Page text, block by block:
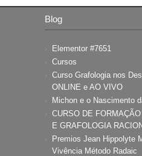
Blog
Elementor #7651
Cursos
Curso Grafologia nos
ONLINE e AO VIVO
Michon e o Nascimento
CURSO DE
E GRAFOLOGIA
Premios Jean Hippolyte
Vivência Método Radaic